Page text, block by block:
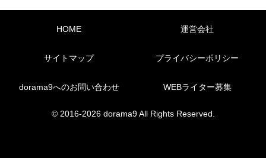
HOME 運営会社
サイトマップ プライバシーポリシー
dorama9へのお問い合わせ WEBライター募集
© 2016-2026 dorama9 All Rights Reserved.